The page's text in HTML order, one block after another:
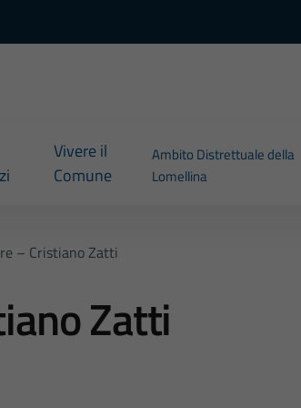
Vivere il
Comune
Ambito Distrettuale della
Lomellina
– Cristiano Zatti
Zatti